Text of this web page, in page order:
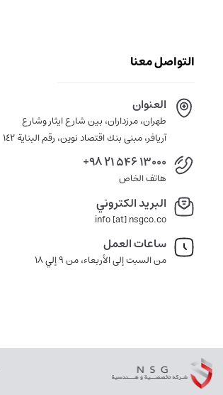
التواصل معنا
العنوان
طهران، مرزداران، بين شارع ايثار وشارع
آريافر، مبنى بنك اقتصاد نوين، رقم البناية ١٤٢
+98 21 546 13000
هاتف الخاص
البريد الكتروني
info [at] nsgco.co
ساعات العمل
من السبت إلى الأربعاء، من 9 إلي 18